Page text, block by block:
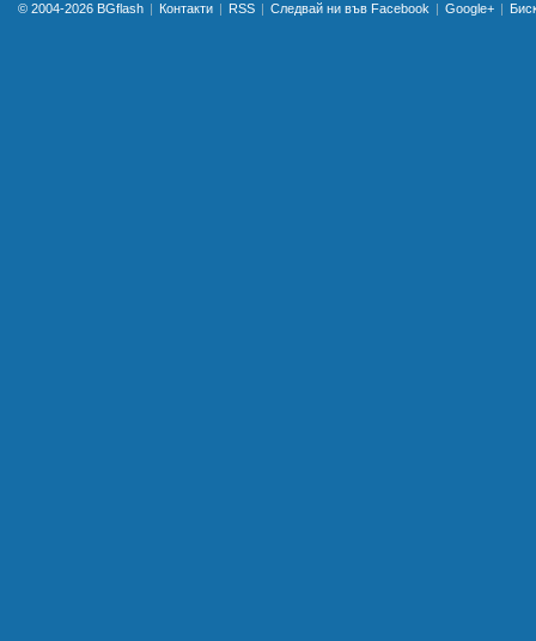
© 2004-2026 BGflash Контакти RSS Следвай ни във Facebook Google+